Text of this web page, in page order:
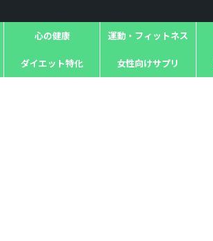
心の健康 運動・フィットネス
ダイエット特化 女性向けサプリ